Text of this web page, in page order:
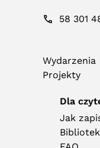
58 301
Wydarzenia
Projekty
Dla
Jak